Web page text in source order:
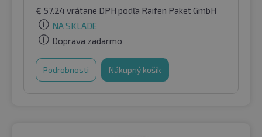
€ 57.24vrátane DPH podľa Raifen Paket GmbH
NA SKLADE
Doprava zadarmo
Podrobnosti Nákupný košík